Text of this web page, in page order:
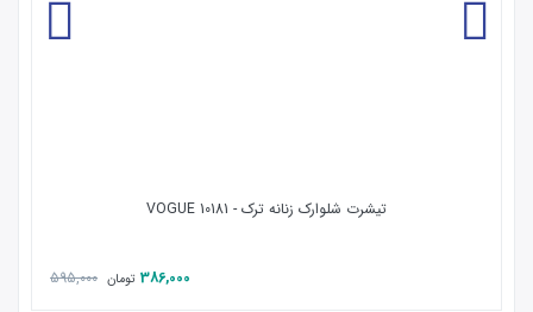
تیشرت شلوارک زنانه ترک - 10181 VOGUE
386,000 تومان 595,000